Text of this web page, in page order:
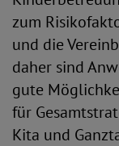
zum
und die
daher sind
gute
für
Kita und